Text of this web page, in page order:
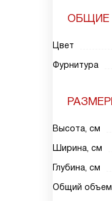
ОБЩИЕ
Цвет
Фурнитура
Высота, см
Ширина, см
Глубина, см
Общий